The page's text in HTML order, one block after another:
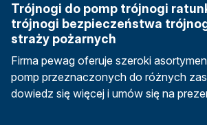
Trójnogi do pomp trójnogi
trójnogi bezpieczeństwa
straży pożarnych
Firma pewag oferuje szeroki
pomp przeznaczonych do różnych
dowiedz się więcej i umów się na